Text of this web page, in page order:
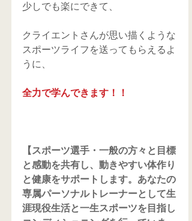
少しでも楽にできて、
クライエントさんが思い描くような
スポーツライフを送ってもらえるよ
うに、
全力で学んできます！！
【スポーツ選手・一般の方々と目標
と感動を共有し、動きやすい体作り
と健康をサポートします。あなたの
専属パーソナルトレーナーとして生
涯現役生活と一生スポーツを目指し